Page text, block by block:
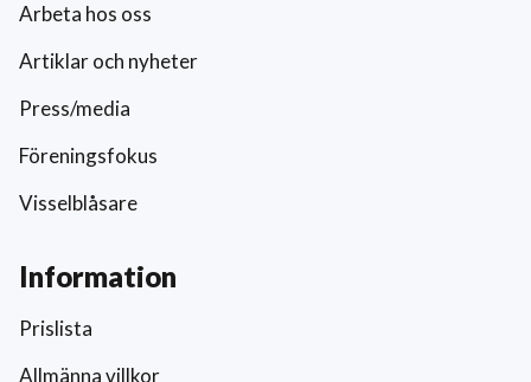
Arbeta hos oss
Artiklar och nyheter
Press/media
Föreningsfokus
Visselblåsare
Information
Prislista
Allmänna villkor